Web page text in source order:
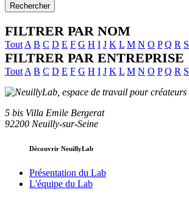
Rechercher
FILTRER PAR NOM
Tout A B C D E F G H I J K L M N O P Q R S
FILTRER PAR ENTREPRISE
Tout A B C D E F G H I J K L M N O P Q R S
5 bis Villa Emile Bergerat
92200 Neuilly-sur-Seine
Découvrir NeuillyLab
Présentation du Lab
L'équipe du Lab